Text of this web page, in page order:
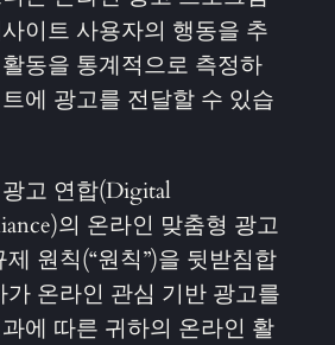
이트 사용자의 행동을 추
동을 통계적으로 측정하
에 광고를 전달할 수 있습
고 연합(Digital
의 온라인 맞춤형 광고
원칙(“원칙”)을 뒷받침합
가 온라인 관심 기반 광고를
에 따른 귀하의 온라인 활